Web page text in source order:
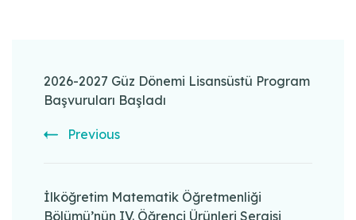
Navigation
2026-2027 Güz Dönemi Lisansüstü Program
Başvuruları Başladı
Previous
İlköğretim Matematik Öğretmenliği
Bölümü’nün IV. Öğrenci Ürünleri Sergisi